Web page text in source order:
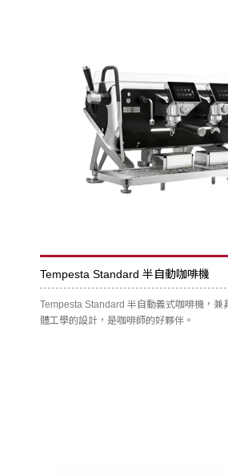
Tempesta Standard 半自動咖啡機
Tempesta Standard 半自動義式咖啡機，兼
體工學的設計，是咖啡師的好夥伴。